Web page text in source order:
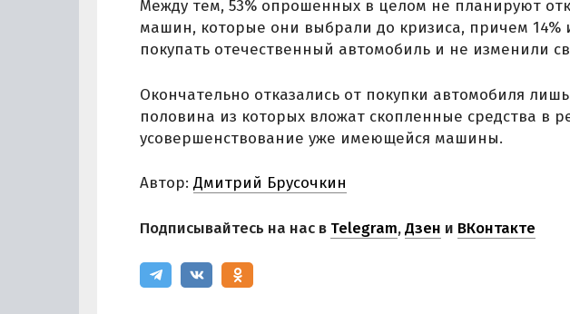
Между тем, 53% опрошенных в целом не планируют
машин, которые они выбрали до кризиса, причем 14%
покупать отечественный автомобиль и не изменили
Окончательно отказались от покупки автомобиля
половина из которых вложат скопленные средства в
усовершенствование уже имеющейся машины.
Автор: Дмитрий Брусочкин
Подписывайтесь на нас в Telegram,Дзен и ВКонтакте